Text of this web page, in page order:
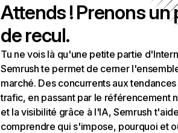
Attends ! Prenons un
de recul.
Tu ne vois là qu'une petite partie
Semrush te permet de cerner
marché. Des concurrents aux
trafic, en passant par le référencement
et la visibilité grâce à l'IA, Semrush
comprendre qui s'impose, pourquoi et